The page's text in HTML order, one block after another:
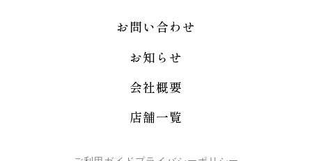
お問い合わせ
お知らせ
会社概要
店舗一覧